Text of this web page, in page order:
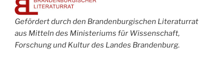
Gefördert durch den Brandenburgischen Literaturrat
aus Mitteln des Ministeriums für Wissenschaft,
Forschung und Kultur des Landes Brandenburg.